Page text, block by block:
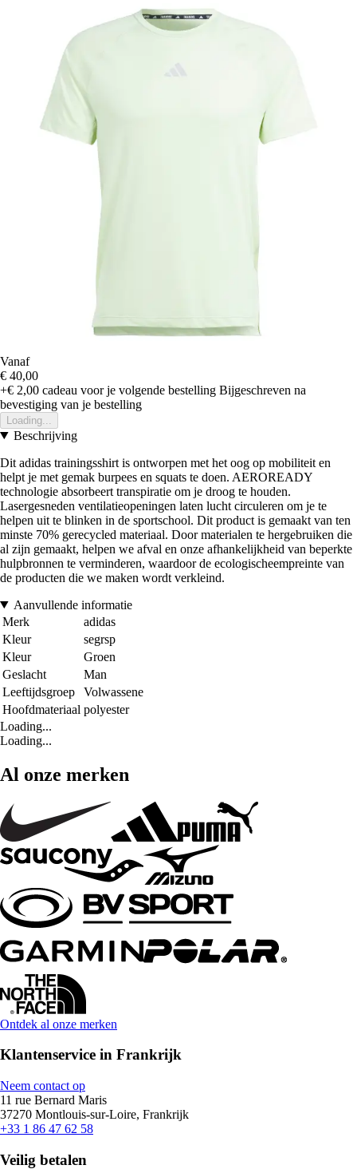
Vanaf
€ 40,00
+€ 2,00 cadeau voor je volgende bestelling Bijgeschreven na
bevestiging van je bestelling
Loading...
Beschrijving
Dit adidas trainingsshirt is ontworpen met het oog op mobiliteit en
helpt je met gemak burpees en squats te doen. AEROREADY
technologie absorbeert transpiratie om je droog te houden.
Lasergesneden ventilatieopeningen laten lucht circuleren om je te
helpen uit te blinken in de sportschool. Dit product is gemaakt van ten
minste 70% gerecycled materiaal. Door materialen te hergebruiken die
al zijn gemaakt, helpen we afval en onze afhankelijkheid van beperkte
hulpbronnen te verminderen, waardoor de ecologischeempreinte van
de producten die we maken wordt verkleind.
Aanvullende informatie
Merk
adidas
Kleur
segrsp
Kleur
Groen
Geslacht
Man
Leeftijdsgroep
Volwassene
Hoofdmateriaal polyester
Loading...
Loading...
Al onze merken
Ontdek al onze merken
Klantenservice in Frankrijk
Neem contact op
11 rue Bernard Maris
37270 Montlouis-sur-Loire, Frankrijk
+33 1 86 47 62 58
Veilig betalen